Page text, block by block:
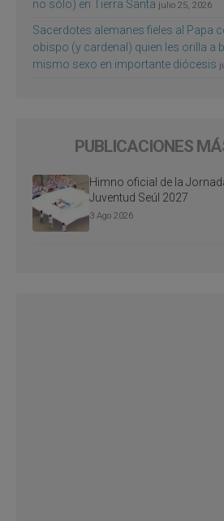
no sólo) en Tierra Santa julio 25, 2026
Sacerdotes alemanes fieles al Papa
obispo (y cardenal) quien les orilla a
mismo sexo en importante diócesis
PUBLICACIONES
Himno oficial de la
Juventud Seúl 2027
3 Ago 2026